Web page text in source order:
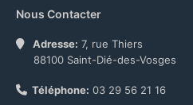
Nous Contacter
Adresse: 7, rue Thiers
88100 Saint-Dié-des-Vosges
Téléphone: 03 29 56 21 16